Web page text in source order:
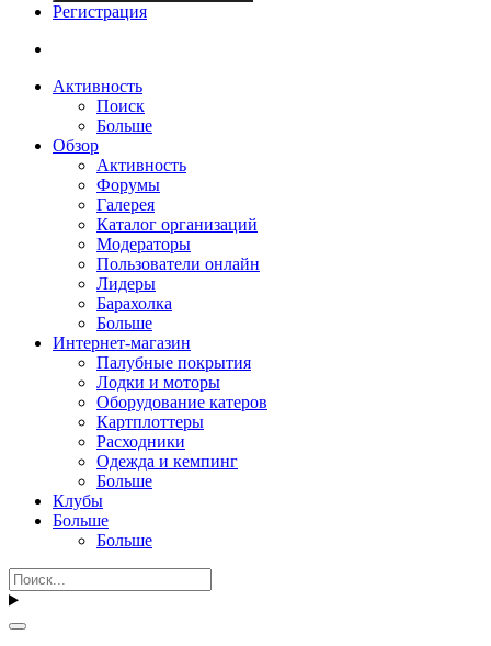
Регистрация
Активность
Поиск
Больше
Обзор
Активность
Форумы
Галерея
Каталог организаций
Модераторы
Пользователи онлайн
Лидеры
Барахолка
Больше
Интернет-магазин
Палубные покрытия
Лодки и моторы
Оборудование катеров
Картплоттеры
Расходники
Одежда и кемпинг
Больше
Клубы
Больше
Больше